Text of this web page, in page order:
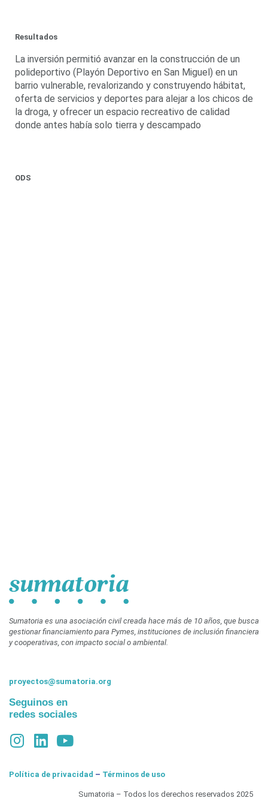
Resultados
La inversión permitió avanzar en la construcción de un
polideportivo (Playón Deportivo en San Miguel) en un
barrio vulnerable, revalorizando y construyendo hábitat,
oferta de servicios y deportes para alejar a los chicos de
la droga, y ofrecer un espacio recreativo de calidad
donde antes había solo tierra y descampado
ODS
Sumatoria es una asociación civil creada hace más de 10 años, que busca
gestionar financiamiento para Pymes, instituciones de inclusión financiera
y cooperativas, con impacto social o ambiental.
proyectos@sumatoria.org
Seguinos en
redes sociales
Política de privacidad – Términos de uso
Sumatoria – Todos los derechos reservados 2025